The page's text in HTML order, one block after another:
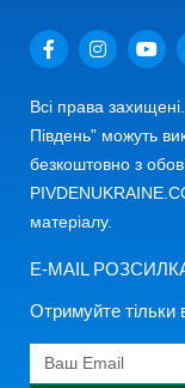
Всі права
Південь” можуть
безкоштовно з
матеріалу.
E-MAIL
Отримуйте тільки